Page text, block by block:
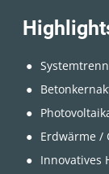
Erdwärme /
Innovatives